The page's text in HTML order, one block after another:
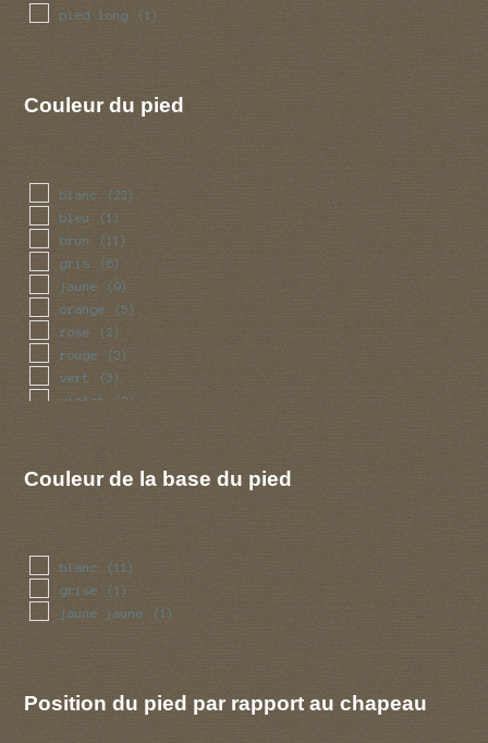
pied long (1)
Couleur du pied
blanc (22)
bleu (1)
brun (11)
gris (6)
jaune (9)
orange (5)
rose (2)
rouge (3)
vert (3)
violet (2)
Couleur de la base du pied
blanc (11)
grise (1)
jaune jaune (1)
Position du pied par rapport au chapeau